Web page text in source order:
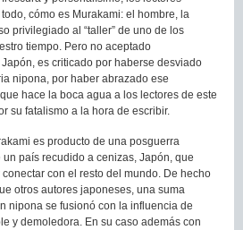
cómo es Murakami: el hombre, la
privilegiado al “taller” de uno de los
tiempo. Pero no aceptado
es criticado por haberse desviado
nipona, por haber abrazado ese
hace la boca agua a los lectores de este
su fatalismo a la hora de escribir.
es producto de una posguerra
país recudido a cenizas, Japón, que
con el resto del mundo. De hecho
otros autores japoneses, una suma
nipona se fusionó con la influencia de
y demoledora. En su caso además con